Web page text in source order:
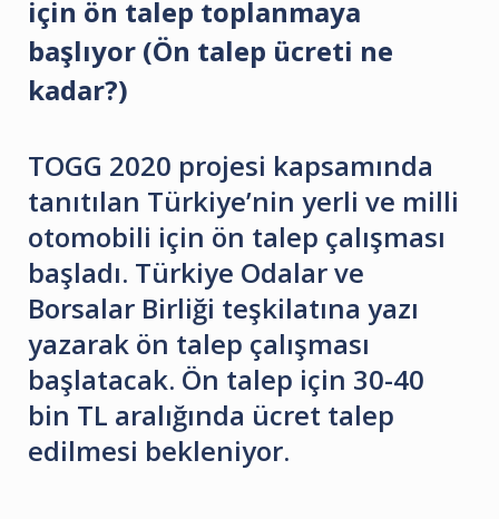
için ön talep toplanmaya
başlıyor (Ön talep ücreti ne
kadar?)
TOGG 2020 projesi kapsamında
tanıtılan Türkiye’nin yerli ve milli
otomobili için ön talep çalışması
başladı. Türkiye Odalar ve
Borsalar Birliği teşkilatına yazı
yazarak ön talep çalışması
başlatacak. Ön talep için 30-40
bin TL aralığında ücret talep
edilmesi bekleniyor.